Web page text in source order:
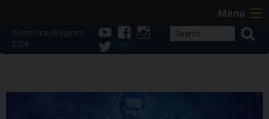
content
Menu
domenica 09 agosto
2026
youtube
instagram